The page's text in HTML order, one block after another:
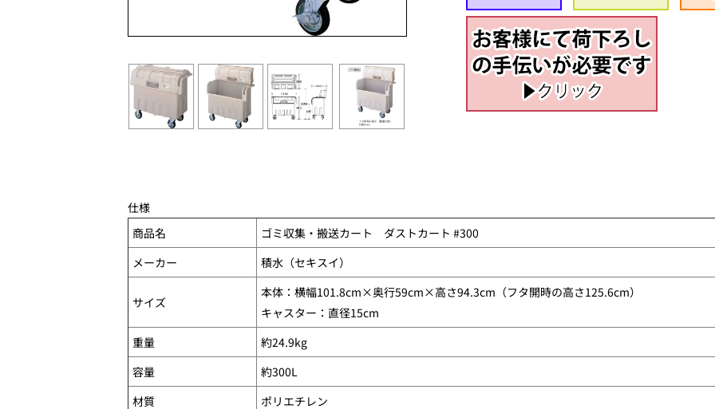
仕様
商品名
ゴミ収集・搬送カート ダストカート #300
メーカー
積水（セキスイ）
サイズ
本体：横幅101.8cm×奥行59cm×高さ94.3cm（フタ開時の高さ125.6cm）
キャスター：直径15cm
重量
約24.9kg
容量
約300L
材質
ポリエチレン